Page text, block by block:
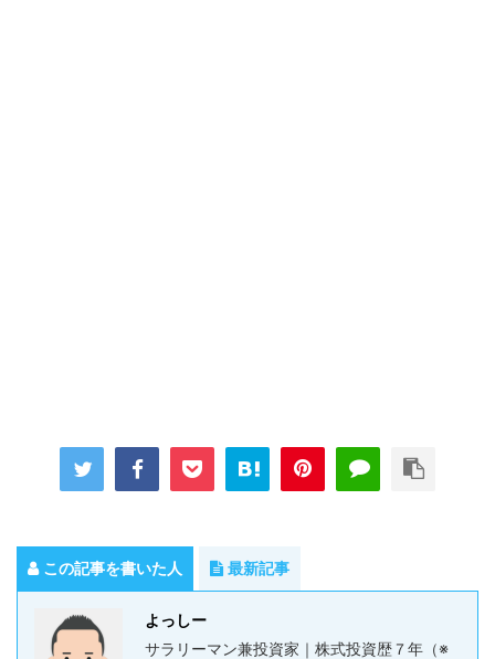
この記事を書いた人 最新記事
よっしー
サラリーマン兼投資家｜株式投資歴７年（※